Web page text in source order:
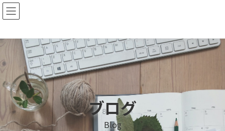
コ
ン
ン
へ
キ
プ
ナ
ビ
ー
ョ
に
動
ブログ
Blog